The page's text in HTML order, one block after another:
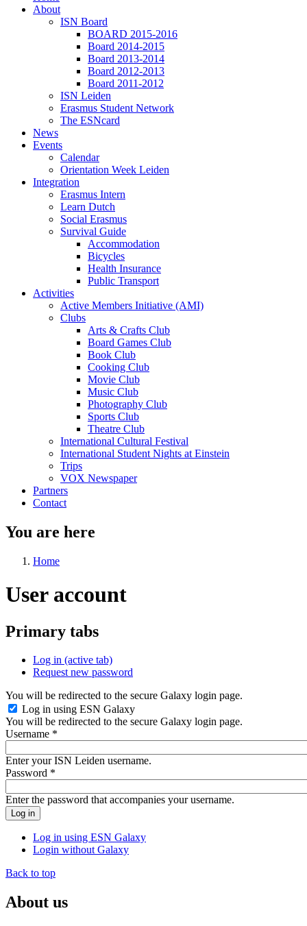
About
ISN Board
BOARD 2015-2016
Board 2014-2015
Board 2013-2014
Board 2012-2013
Board 2011-2012
ISN Leiden
Erasmus Student Network
The ESNcard
News
Events
Calendar
Orientation Week Leiden
Integration
Erasmus Intern
Learn Dutch
Social Erasmus
Survival Guide
Accommodation
Bicycles
Health Insurance
Public Transport
Activities
Active Members Initiative (AMI)
Clubs
Arts & Crafts Club
Board Games Club
Book Club
Cooking Club
Movie Club
Music Club
Photography Club
Sports Club
Theatre Club
International Cultural Festival
International Student Nights at Einstein
Trips
VOX Newspaper
Partners
Contact
You are here
Home
User account
Primary tabs
Log in (active tab)
Request new password
You will be redirected to the secure Galaxy login page.
Log in using ESN Galaxy
You will be redirected to the secure Galaxy login page.
Username *
Enter your ISN Leiden username.
Password *
Enter the password that accompanies your username.
Log in using ESN Galaxy
Login without Galaxy
Back to top
About us